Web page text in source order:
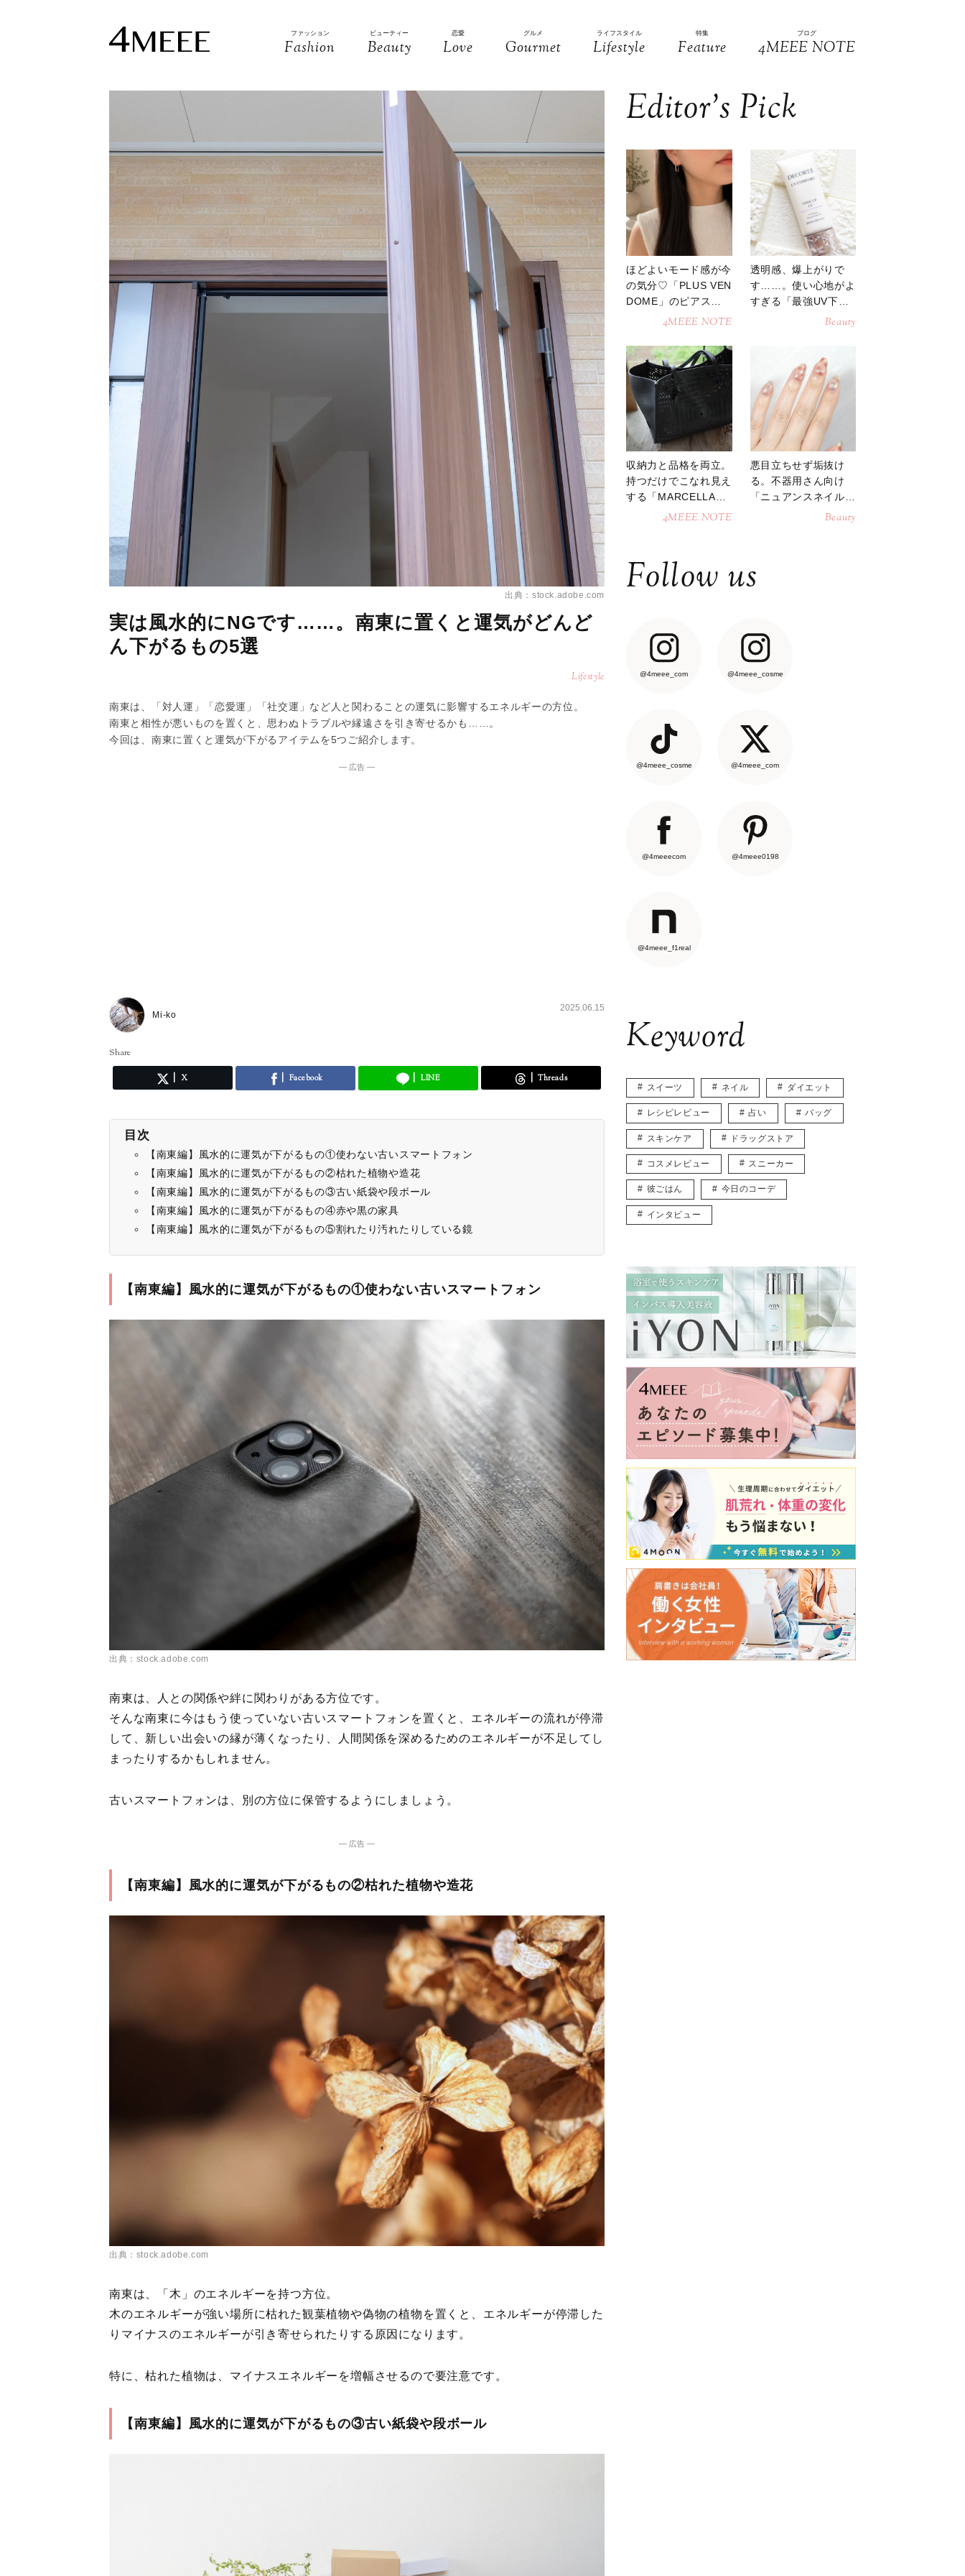
ファッション
Fashion
ビューティー
Beauty
恋愛
Love
グルメ
Gourmet
ライフスタイル
Lifestyle
特集
Feature
ブログ
4MEEE NOTE
出典：stock.adobe.com
実は風水的にNGです……。南東に置くと運気がどんど
ん下がるもの5選
Lifestyle
南東は、「対人運」「恋愛運」「社交運」など人と関わることの運気に影響するエネルギーの方位。
南東と相性が悪いものを置くと、思わぬトラブルや縁遠さを引き寄せるかも……。
今回は、南東に置くと運気が下がるアイテムを5つご紹介します。
― 広告 ―
Mi-ko
2025.06.15
Share
X Facebook LINE Threads
目次
【南東編】風水的に運気が下がるもの①使わない古いスマートフォン
【南東編】風水的に運気が下がるもの②枯れた植物や造花
【南東編】風水的に運気が下がるもの③古い紙袋や段ボール
【南東編】風水的に運気が下がるもの④赤や黒の家具
【南東編】風水的に運気が下がるもの⑤割れたり汚れたりしている鏡
【南東編】風水的に運気が下がるもの①使わない古いスマートフォン
出典：stock.adobe.com
南東は、人との関係や絆に関わりがある方位です。
そんな南東に今はもう使っていない古いスマートフォンを置くと、エネルギーの流れが停滞
して、新しい出会いの縁が薄くなったり、人間関係を深めるためのエネルギーが不足してし
まったりするかもしれません。
古いスマートフォンは、別の方位に保管するようにしましょう。
― 広告 ―
【南東編】風水的に運気が下がるもの②枯れた植物や造花
出典：stock.adobe.com
南東は、「木」のエネルギーを持つ方位。
木のエネルギーが強い場所に枯れた観葉植物や偽物の植物を置くと、エネルギーが停滞した
りマイナスのエネルギーが引き寄せられたりする原因になります。
特に、枯れた植物は、マイナスエネルギーを増幅させるので要注意です。
【南東編】風水的に運気が下がるもの③古い紙袋や段ボール
Editor’s Pick
ほどよいモード感が今
の気分♡「PLUS VEN
DOME」のピアスが
4MEEE NOTE
透明感、爆上がりで
す……。使い心地がよ
すぎる「最強UV下
Beauty
収納力と品格を両立。
持つだけでこなれ見え
する「MARCELLAト
ートバッグ」4MEEE NOTE
悪目立ちせず垢抜け
る。不器用さん向け
「ニュアンスネイル」
Beauty
Follow us
@4meee_com @4meee_cosme
@4meee_cosme @4meee_com
@4meeecom @4meee0198
@4meee_f1real
Keyword
スイーツ ネイル ダイエット
レシピレビュー 占い バッグ
スキンケア ドラッグストア
コスメレビュー スニーカー
彼ごはん 今日のコーデ
インタビュー